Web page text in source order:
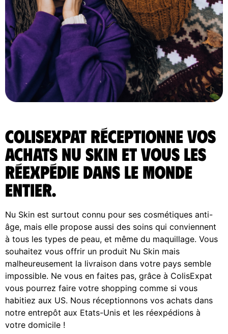
ColisExpat réceptionne vos
achats Nu Skin et vous les
réexpédie dans le monde
entier.
Nu Skin est surtout connu pour ses cosmétiques anti-
âge, mais elle propose aussi des soins qui conviennent
à tous les types de peau, et même du maquillage. Vous
souhaitez vous offrir un produit Nu Skin mais
malheureusement la livraison dans votre pays semble
impossible. Ne vous en faites pas, grâce à ColisExpat
vous pourrez faire votre shopping comme si vous
habitiez aux US. Nous réceptionnons vos achats dans
notre entrepôt aux Etats-Unis et les réexpédions à
votre domicile !